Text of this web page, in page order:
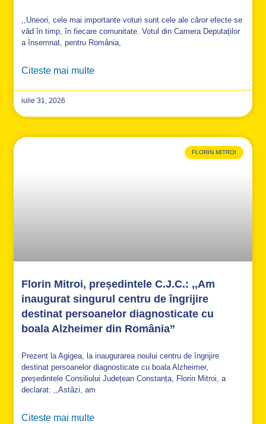
,,Uneori, cele mai importante voturi sunt cele ale căror efecte se
văd în timp, în fiecare comunitate. Votul din Camera Deputaților
a însemnat, pentru România,
Citeste mai multe
iulie 31, 2026
FLORIN MITROI
Florin Mitroi, președintele C.J.C.: ,,Am
inaugurat singurul centru de îngrijire
destinat persoanelor diagnosticate cu
boala Alzheimer din România”
Prezent la Agigea, la inaugurarea noului centru de îngrijire
destinat persoanelor diagnosticate cu boala Alzheimer,
președintele Consiliului Județean Constanța, Florin Mitroi, a
declarat: ,,Astăzi, am
Citeste mai multe